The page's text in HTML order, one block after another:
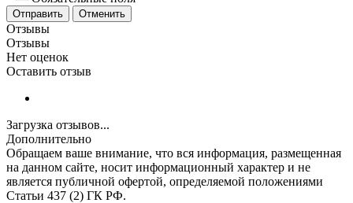
Отменить
Отзывы
Отзывы
Нет оценок
Оставить отзыв
Загрузка отзывов...
Дополнительно
Обращаем ваше внимание, что вся информация, размещенная
на данном сайте, носит информационный характер и не
является публичной офертой, определяемой положениями
Статьи 437 (2) ГК РФ.